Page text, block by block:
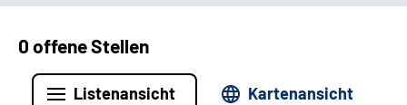
0 offene Stellen
Listenansicht Kartenansicht